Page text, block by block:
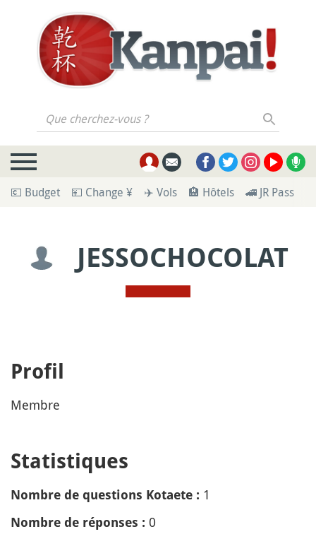
Que cherchez-vous ?
💶 Budget 💴 Change ¥ ✈️ Vols 🏨 Hôtels 🚄 JR Pass
JESSOCHOCOLAT
Profil
Membre
Statistiques
Nombre de questions Kotaete : 1
Nombre de réponses : 0